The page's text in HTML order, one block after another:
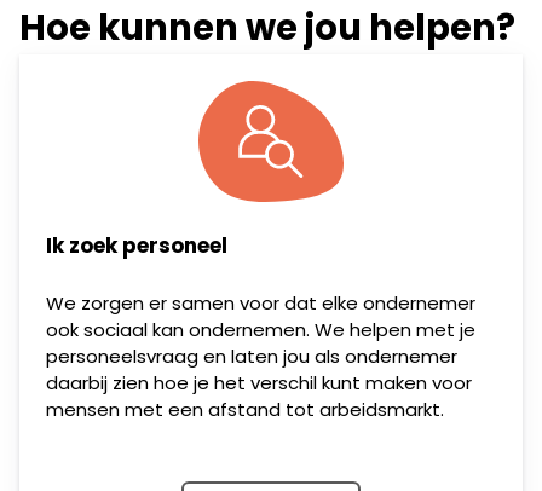
Hoe kunnen we jou helpen?
Ik zoek personeel
We zorgen er samen voor dat elke ondernemer
ook sociaal kan ondernemen. We helpen met je
personeelsvraag en laten jou als ondernemer
daarbij zien hoe je het verschil kunt maken voor
mensen met een afstand tot arbeidsmarkt.